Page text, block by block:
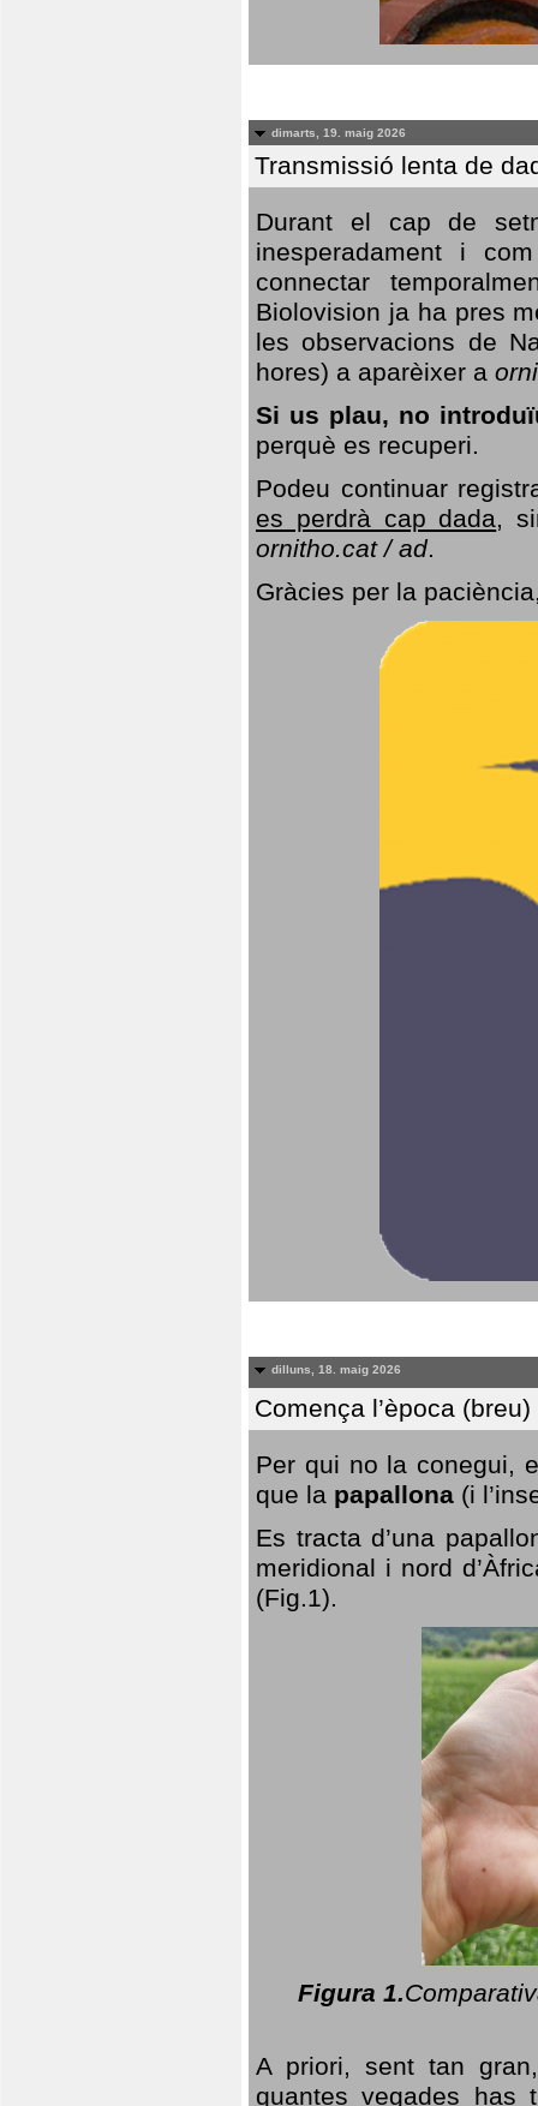
dimarts, 19. maig 2026
Transmissió lenta de
Durant el cap de
inesperadament i
connectar
Biolovision ja ha pres
les observacions de
hores) a aparèixer a
Si us plau, no
perquè es recuperi.
Podeu continuar
es perdrà cap dada,
ornitho.cat / ad.
Gràcies per la
dilluns, 18. maig 2026
Comença l’època
Per qui no la conegui,
que la papallona (i
Es tracta d’una
meridional i nord
(Fig.1).
Figura 1.
A priori, sent tan
quantes vegades has